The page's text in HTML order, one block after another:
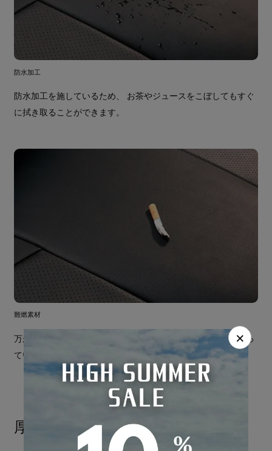
防水加工
防水加工を施しているため、 お茶やジュースをこぼしてもすぐ
に拭き取ることができます。
難燃素材
万が一タバコを落としてしまっても 燃えにくい難燃素材となっ
ています。
厚さ10mmのクッション
×